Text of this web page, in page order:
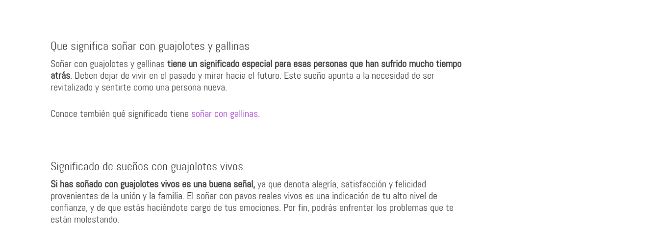
Que significa soñar con guajolotes y gallinas
Soñar con guajolotes y gallinas tiene un significado especial para esas personas que han sufrido mucho tiempo
atrás. Deben dejar de vivir en el pasado y mirar hacia el futuro. Este sueño apunta a la necesidad de ser
revitalizado y sentirte como una persona nueva.
Conoce también qué significado tiene soñar con gallinas.
Significado de sueños con guajolotes vivos
Si has soñado con guajolotes vivos es una buena señal,ya que denota alegría, satisfacción y felicidad
provenientes de la unión y la familia. El soñar con pavos reales vivos es una indicación de tu alto nivel de
confianza, y de que estás haciéndote cargo de tus emociones. Por fin, podrás enfrentar los problemas que te
están molestando.